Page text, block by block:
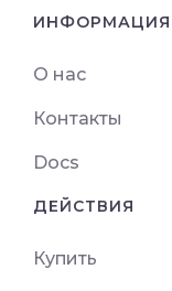
ИНФОРМАЦИЯ
О нас
Контакты
Docs
ДЕЙСТВИЯ
Купить